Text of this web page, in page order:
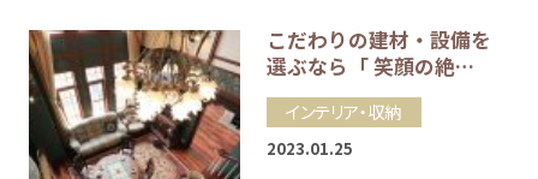
こだわりの建材・設備を
選ぶなら「 笑顔の絶…
インテリア・収納
2023.01.25